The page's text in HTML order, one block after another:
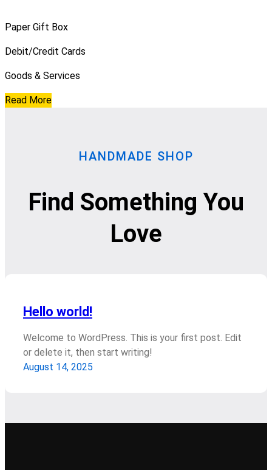
Paper Gift Box
Debit/Credit Cards
Goods & Services
Read More
HANDMADE SHOP
Find Something You
Love
Hello world!
Welcome to WordPress. This is your first post. Edit
or delete it, then start writing!
August 14, 2025